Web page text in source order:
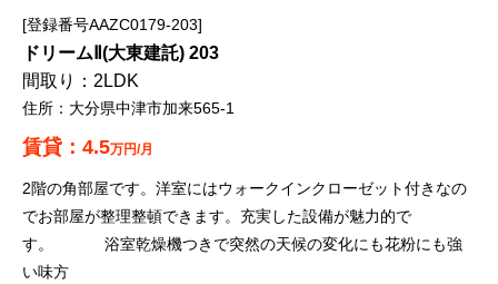
登録番号AAZC0179-203
ドリームⅡ(大東建託) 203
2LDK
大分県中津市加来565-1
4.5万円/月
2階の角部屋です。洋室にはウォークインクローゼット付きなの
でお部屋が整理整頓できます。充実した設備が魅力的で
す。 浴室乾燥機つきで突然の天候の変化にも花粉にも強
い味方